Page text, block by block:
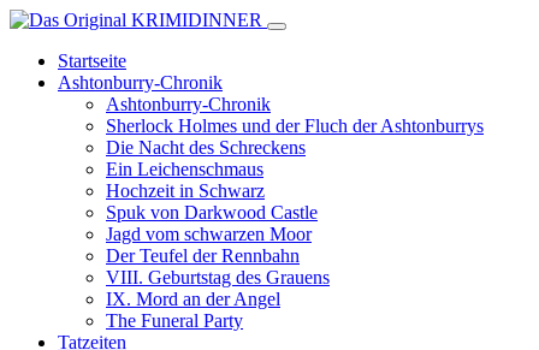
Startseite
Ashtonburry-Chronik
Ashtonburry-Chronik
Sherlock Holmes und der Fluch der Ashtonburrys
Die Nacht des Schreckens
Ein Leichenschmaus
Hochzeit in Schwarz
Spuk von Darkwood Castle
Jagd vom schwarzen Moor
Der Teufel der Rennbahn
VIII. Geburtstag des Grauens
IX. Mord an der Angel
The Funeral Party
Tatzeiten